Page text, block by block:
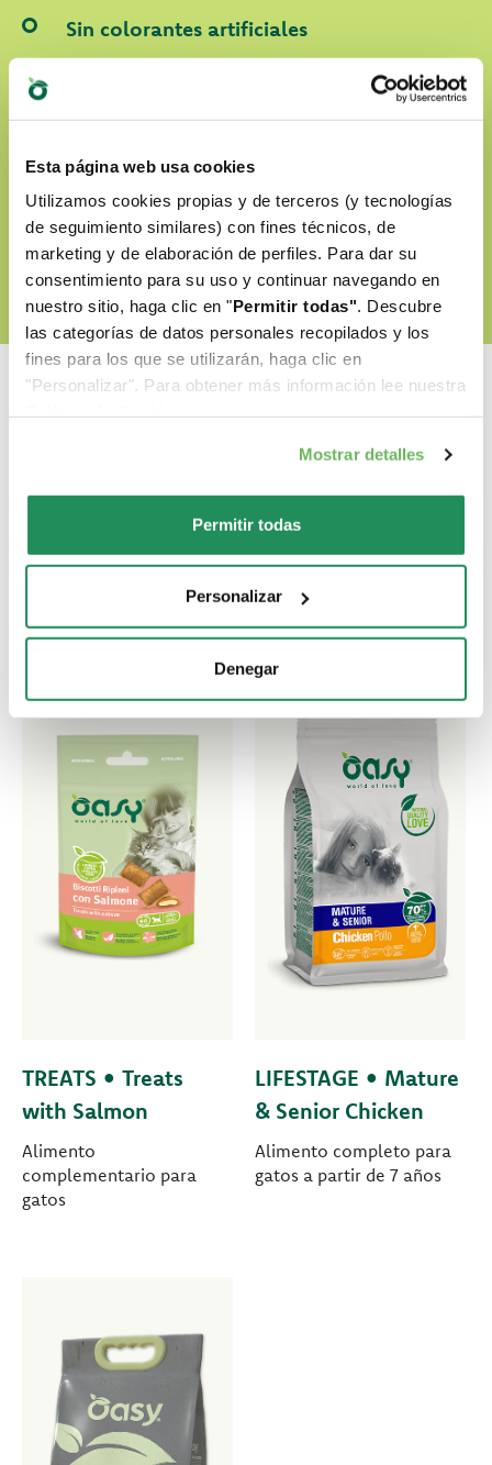
Esta página web usa cookies
Utilizamos cookies propias y de terceros (y tecnologías
de seguimiento similares) con fines técnicos, de
marketing y de elaboración de perfiles. Para dar su
consentimiento para su uso y continuar navegando en
nuestro sitio, haga clic en "Permitir todas". Descubre
las categorías de datos personales recopilados y los
fines para los que se utilizarán, haga clic en
"Personalizar". Para obtener más información lee nuestra
Mostrar detalles
Permitir todas
Personalizar
Denegar
Sin colorantes artificiales
Cruelty-free
DESCUBRE NUESTRO WORLD OF LOVE
Cual es su favorito?
Descubre nuestros mejores productos para tu
mascota
TREATS • Treats
with Salmon
Alimento
complementario para
gatos
LIFESTAGE • Mature
& Senior Chicken
Alimento completo para
gatos a partir de 7 años